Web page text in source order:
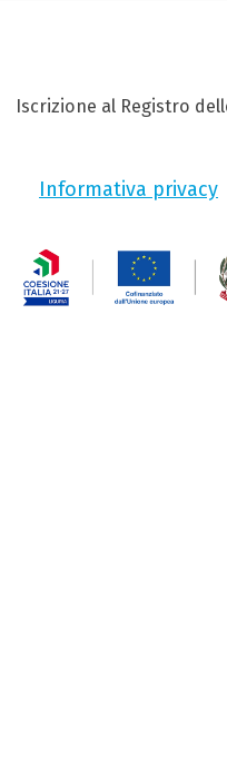
Iscrizione al Registro
Informativa privacy